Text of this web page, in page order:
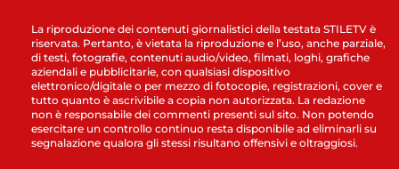
La riproduzione dei contenuti giornalistici della testata STILETV è
riservata. Pertanto, è vietata la riproduzione e l’uso, anche parziale,
di testi, fotografie, contenuti audio/video, filmati, loghi, grafiche
aziendali e pubblicitarie, con qualsiasi dispositivo
elettronico/digitale o per mezzo di fotocopie, registrazioni, cover e
tutto quanto è ascrivibile a copia non autorizzata. La redazione
non è responsabile dei commenti presenti sul sito. Non potendo
esercitare un controllo continuo resta disponibile ad eliminarli su
segnalazione qualora gli stessi risultano offensivi e oltraggiosi.